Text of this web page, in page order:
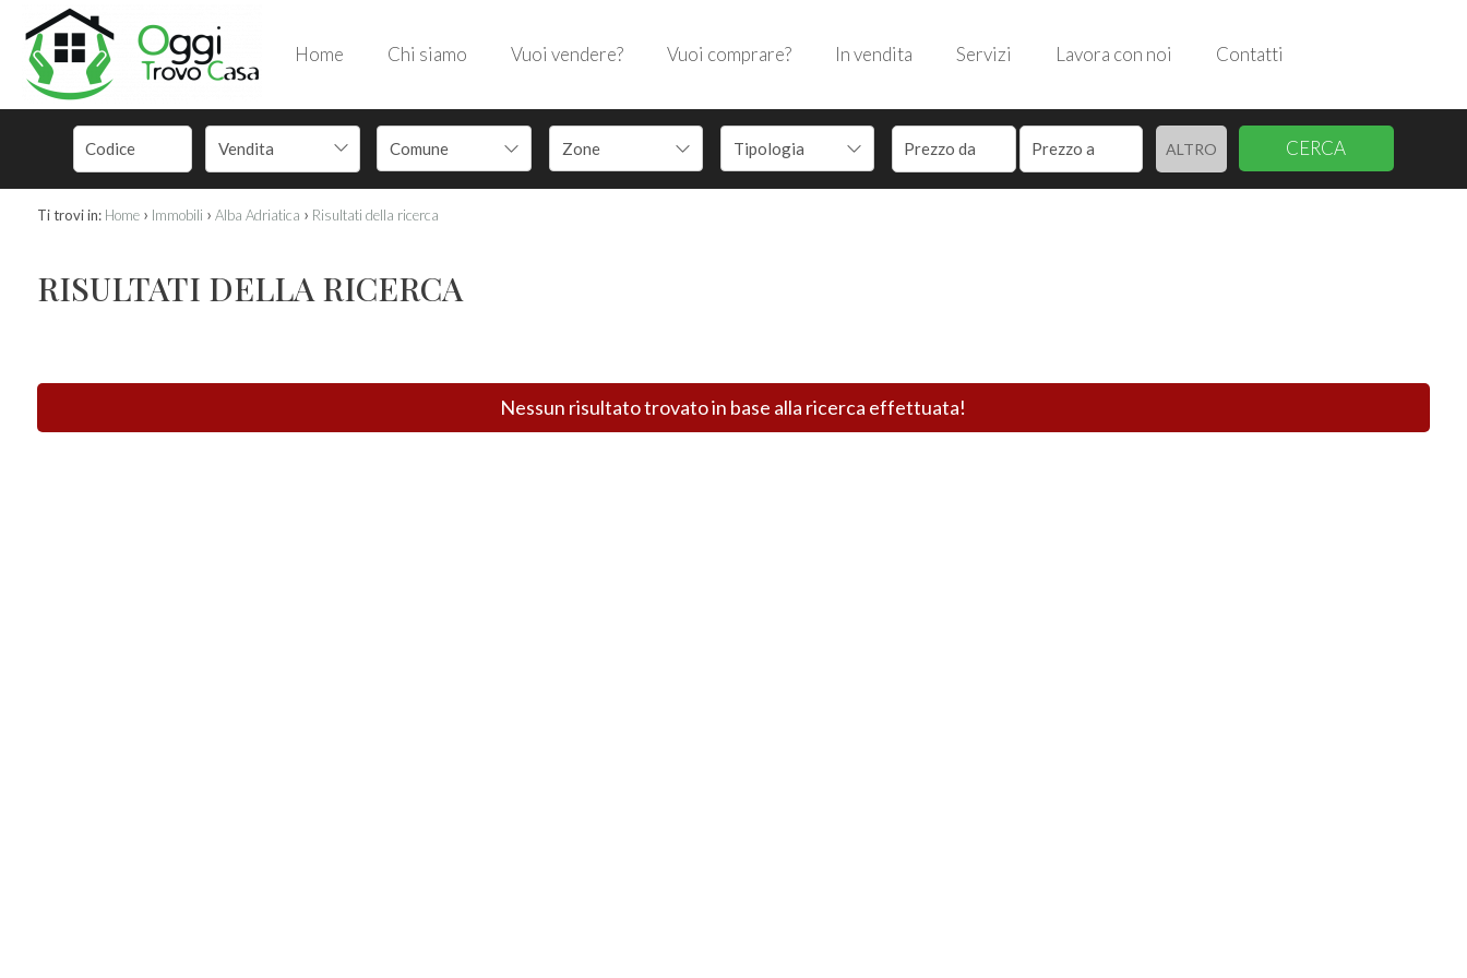
Home Chi siamo Vuoi vendere? Vuoi comprare? In vendita Servizi Lavora con noi Contatti
Vendita ALTRO CERCA
Ti trovi in: Home › Immobili › Alba Adriatica › Risultati della ricerca
RISULTATI DELLA RICERCA
Nessun risultato trovato in base alla ricerca effettuata!